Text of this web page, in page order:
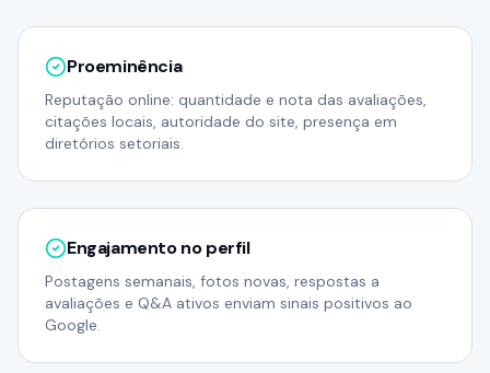
Proeminência
Reputação online: quantidade e nota das avaliações,
citações locais, autoridade do site, presença em
diretórios setoriais.
Engajamento no perfil
Postagens semanais, fotos novas, respostas a
avaliações e Q&A ativos enviam sinais positivos ao
Google.